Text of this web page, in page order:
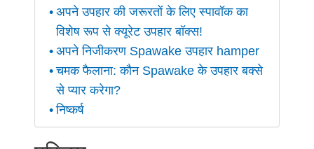
अपने उपहार की जरूरतों के लिए स्पावॉक का
विशेष रूप से क्यूरेट उपहार बॉक्स!
अपने निजीकरण Spawake उपहार hamper
चमक फैलाना: कौन Spawake के उपहार बक्से
से प्यार करेगा?
निष्कर्ष